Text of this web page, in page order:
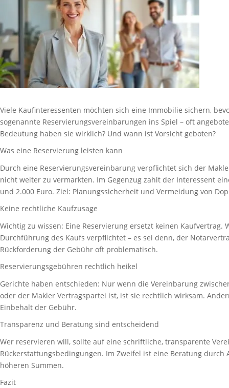
Viele Kaufinteressenten möchten sich eine Immobilie sichern,
sogenannte Reservierungsvereinbarungen ins Spiel – oft
Bedeutung haben sie wirklich? Und wann ist Vorsicht geboten?
Was eine Reservierung leisten kann
Durch eine Reservierungsvereinbarung verpflichtet sich der
nicht weiter zu vermarkten. Im Gegenzug zahlt der Interessent
und 2.000 Euro. Ziel: Planungssicherheit und Vermeidung von
Keine rechtliche Kaufzusage
Wichtig zu wissen: Eine Reservierung ersetzt keinen Kaufvertrag.
Durchführung des Kaufs verpflichtet – es sei denn, der
Rückforderung der Gebühr oft problematisch.
Reservierungsgebühren rechtlich heikel
Gerichte haben entschieden: Nur wenn die Vereinbarung
oder der Makler Vertragspartei ist, ist sie rechtlich wirksam.
Einbehalt der Gebühr.
Transparenz und Beratung sind entscheidend
Wer reservieren will, sollte auf eine schriftliche, transparente
Rückerstattungsbedingungen. Im Zweifel ist eine Beratung
höheren Summen.
Fazit